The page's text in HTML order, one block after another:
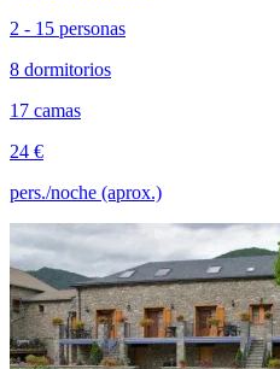
2 - 15 personas
8 dormitorios
17 camas
24 €
pers./noche (aprox.)